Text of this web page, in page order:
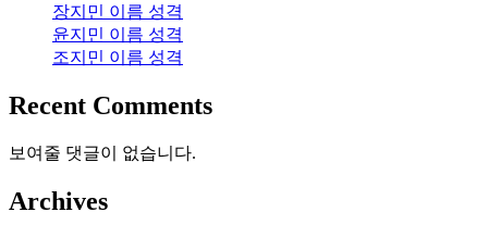
장지민 이름 성격
윤지민 이름 성격
조지민 이름 성격
Recent Comments
보여줄 댓글이 없습니다.
Archives